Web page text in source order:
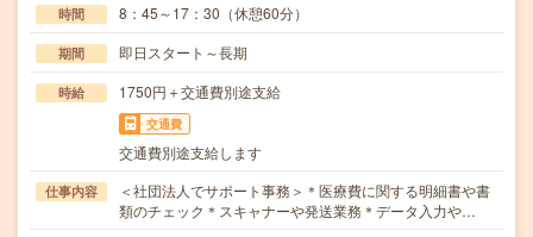
時間 8：45～17：30（休憩60分）
期間 即日スタート～長期
時給 1750円＋交通費別途支給
交通費
交通費別途支給します
仕事内容
＜社団法人でサポート事務＞＊医療費に関する明細書や書
類のチェック＊スキャナーや発送業務＊データ入力や…